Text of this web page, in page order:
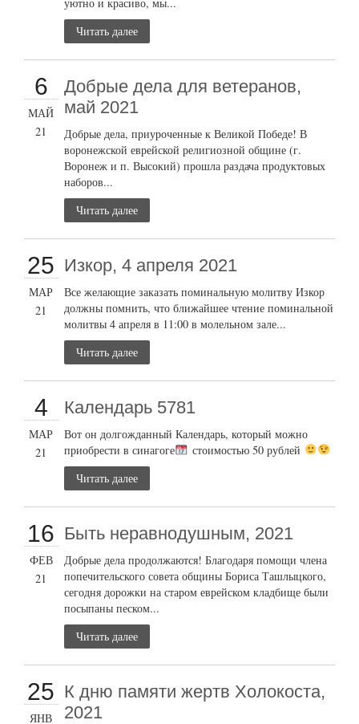
Читать далее
6
МАЙ
21
Добрые дела для ветеранов,
май 2021
Добрые дела, приуроченные к Великой Победе! В
воронежской еврейской религиозной общине (г.
Воронеж и п. Высокий) прошла раздача продуктовых
наборов...
Читать далее
25
МАР
21
Изкор, 4 апреля 2021
Все желающие заказать поминальную молитву Изкор
должны помнить, что ближайшее чтение поминальной
молитвы 4 апреля в 11:00 в молельном зале...
Читать далее
4
МАР
21
Календарь 5781
Вот он долгожданный Календарь, который можно
приобрести в синагоге
стоимостью 50 рублей
Читать далее
16
ФЕВ
21
Быть неравнодушным, 2021
Добрые дела продолжаются! Благодаря помощи члена
попечительского совета общины Бориса Ташлыцкого,
сегодня дорожки на старом еврейском кладбище были
посыпаны песком...
Читать далее
25
ЯНВ
К дню памяти жертв Холокоста,
2021